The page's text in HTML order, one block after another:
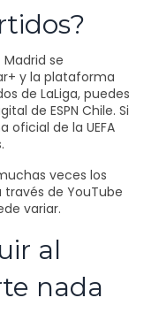
se
y la plataforma
de LaLiga, puedes
de ESPN Chile. Si
oficial de la UEFA
veces los
de YouTube
variar.
al
nada